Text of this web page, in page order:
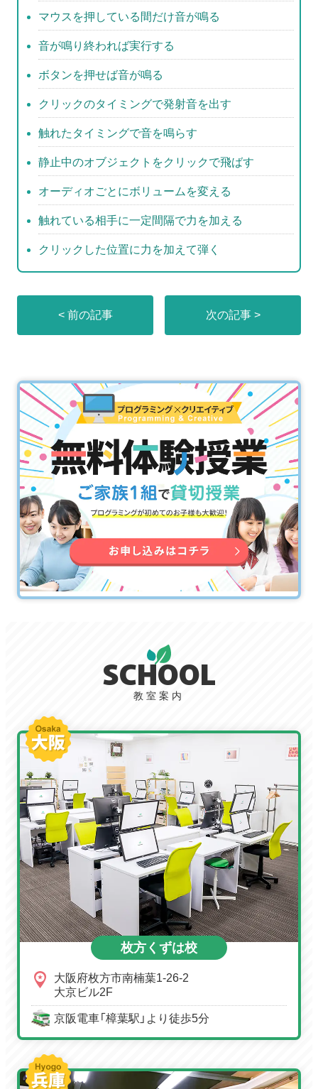
o
o
k
マウスを押している間だけ音が鳴る
音が鳴り終われば実行する
ボタンを押せば音が鳴る
クリックのタイミングで発射音を出す
触れたタイミングで音を鳴らす
静止中のオブジェクトをクリックで飛ばす
オーディオごとにボリュームを変える
触れている相手に一定間隔で力を加える
クリックした位置に力を加えて弾く
< 前の記事 次の記事 >
SCHOOL
教室案内
枚方くずは校
大阪府枚方市南楠葉1-26-2
大京ビル2F
京阪電車「樟葉駅」より徒歩5分